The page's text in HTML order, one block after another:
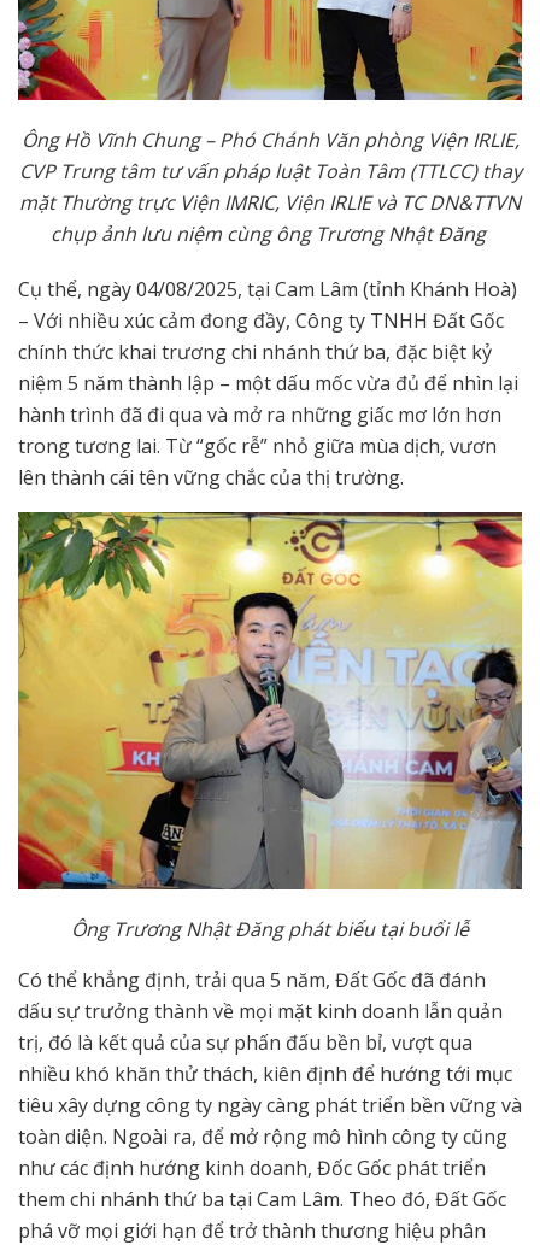
Ông Hồ Vĩnh Chung – Phó Chánh Văn phòng Viện IRLIE,
CVP Trung tâm tư vấn pháp luật Toàn Tâm (TTLCC) thay
mặt Thường trực Viện IMRIC, Viện IRLIE và TC DN&TTVN
chụp ảnh lưu niệm cùng ông Trương Nhật Đăng
Cụ thể, ngày 04/08/2025, tại Cam Lâm (tỉnh Khánh Hoà)
– Với nhiều xúc cảm đong đầy, Công ty TNHH Đất Gốc
chính thức khai trương chi nhánh thứ ba, đặc biệt kỷ
niệm 5 năm thành lập – một dấu mốc vừa đủ để nhìn lại
hành trình đã đi qua và mở ra những giấc mơ lớn hơn
trong tương lai. Từ “gốc rễ” nhỏ giữa mùa dịch, vươn
lên thành cái tên vững chắc của thị trường.
Ông Trương Nhật Đăng phát biểu tại buổi lễ
Có thể khẳng định, trải qua 5 năm, Đất Gốc đã đánh
dấu sự trưởng thành về mọi mặt kinh doanh lẫn quản
trị, đó là kết quả của sự phấn đấu bền bỉ, vượt qua
nhiều khó khăn thử thách, kiên định để hướng tới mục
tiêu xây dựng công ty ngày càng phát triển bền vững và
toàn diện. Ngoài ra, để mở rộng mô hình công ty cũng
như các định hướng kinh doanh, Đốc Gốc phát triển
them chi nhánh thứ ba tại Cam Lâm. Theo đó, Đất Gốc
phá vỡ mọi giới hạn để trở thành thương hiệu phân